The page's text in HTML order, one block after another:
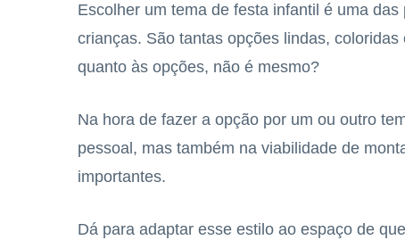
Escolher um tema de festa infantil é uma
crianças. São tantas opções lindas,
quanto às opções, não é mesmo?
Na hora de fazer a opção por um ou outro
pessoal, mas também na viabilidade de
importantes.
Dá para adaptar esse estilo ao espaço de